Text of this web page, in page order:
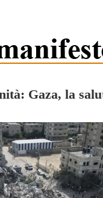
Gaza, la